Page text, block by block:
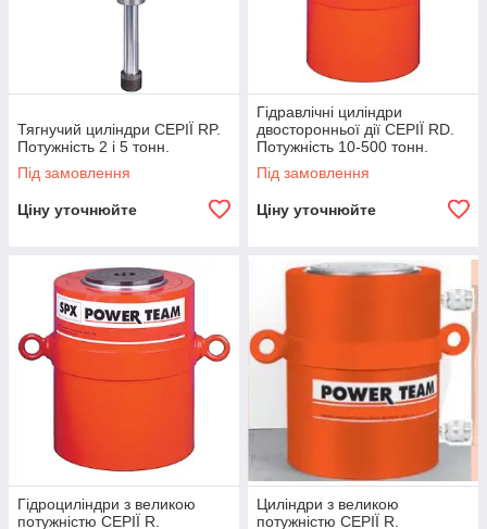
Тягнучий циліндри СЕРІЇ RP.
Потужність 2 і 5 тонн.
Під замовлення
Ціну уточнюйте
Гідравлічні циліндри
двосторонньої дії СЕРІЇ RD.
Потужність 10-500 тонн.
Під замовлення
Ціну уточнюйте
Гідроциліндри з великою
потужністю СЕРІЇ R.
Циліндри з великою
потужністю СЕРІЇ R.